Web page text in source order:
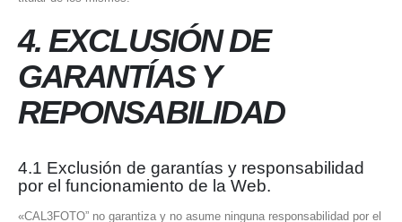
4. EXCLUSIÓN DE
GARANTÍAS Y
REPONSABILIDAD
4.1 Exclusión de garantías y responsabilidad
por el funcionamiento de la Web.
«CAL3FOTO” no garantiza y no asume ninguna responsabilidad por el